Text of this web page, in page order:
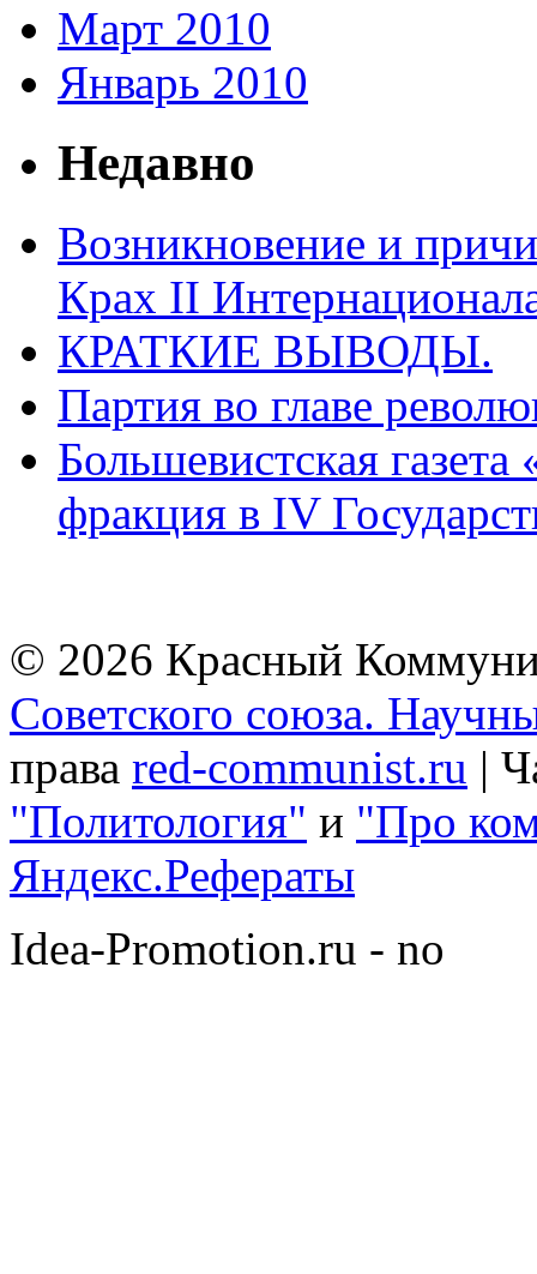
Март 2010
Январь 2010
Недавно
Возникновение и
Крах II
КРАТКИЕ ВЫВОДЫ.
Партия во главе
Большевистская
фракция в IV
© 2026 Красный
Советского союза.
права red-communist.ru |
"Политология" и "Про
Яндекс.Рефераты
Idea-Promotion.ru - no